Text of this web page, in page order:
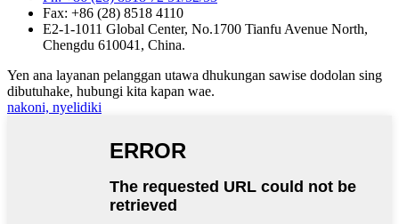
Fax: +86 (28) 8518 4110
E2-1-1011 Global Center, No.1700 Tianfu Avenue North,
Chengdu 610041, China.
Yen ana layanan pelanggan utawa dhukungan sawise dodolan sing
dibutuhake, hubungi kita kapan wae.
nakoni, nyelidiki